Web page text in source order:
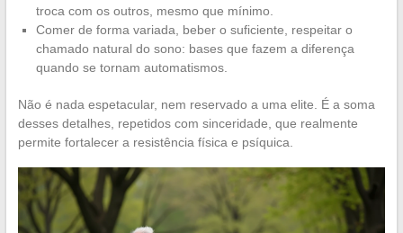
troca com os outros, mesmo que mínimo.
Comer de forma variada, beber o suficiente, respeitar o
chamado natural do sono: bases que fazem a diferença
quando se tornam automatismos.
Não é nada espetacular, nem reservado a uma elite. É a soma
desses detalhes, repetidos com sinceridade, que realmente
permite fortalecer a resistência física e psíquica.